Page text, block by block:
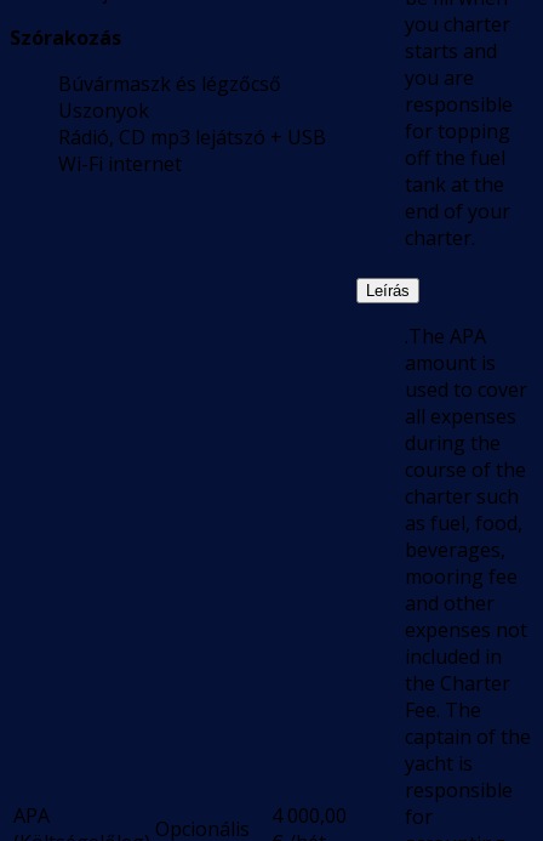
Szórakozás
Búvármaszk és légzőcső
Uszonyok
Rádió, CD mp3 lejátszó + USB
Wi-Fi internet
you charter
starts and
you are
responsible
for topping
off the fuel
tank at the
end of your
charter.
APA
Opcionális
4 000,00
Leírás
.The APA
amount is
used to cover
all expenses
during the
course of the
charter such
as fuel, food,
beverages,
mooring fee
and other
expenses not
included in
the Charter
Fee. The
captain of the
yacht is
responsible
for